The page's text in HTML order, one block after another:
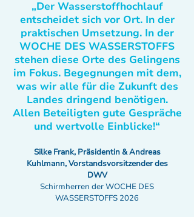
„Der Wasserstoffhochlauf
entscheidet sich vor Ort. In der
praktischen Umsetzung. In der
WOCHE DES WASSERSTOFFS
stehen diese Orte des Gelingens
im Fokus. Begegnungen mit dem,
was wir alle für die Zukunft des
Landes dringend benötigen.
Allen Beteiligten gute Gespräche
und wertvolle Einblicke!“
Silke Frank, Präsidentin & Andreas
Kuhlmann, Vorstandsvorsitzender des
DWV
Schirmherren der WOCHE DES
WASSERSTOFFS 2026